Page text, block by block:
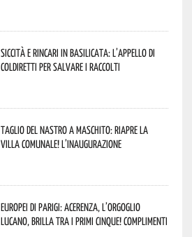
Siccità e rincari in Basilicata: l’appello di
Coldiretti per salvare i raccolti
Taglio del nastro a Maschito: riapre la
Villa Comunale! L’inaugurazione
Europei di Parigi: Acerenza, l’orgoglio
lucano, brilla tra i primi cinque! Complimenti